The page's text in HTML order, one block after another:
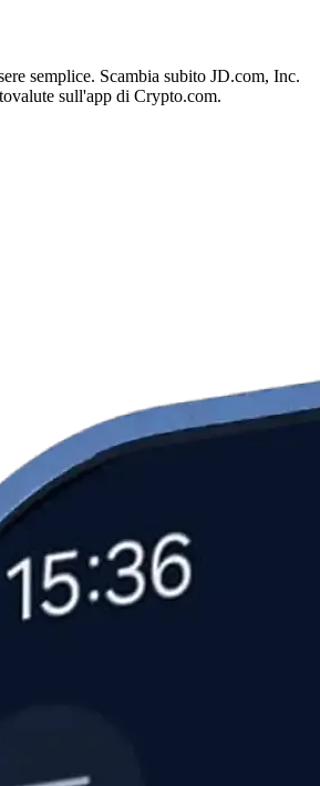
semplice. Scambia subito JD.com, Inc.
sull'app di Crypto.com.